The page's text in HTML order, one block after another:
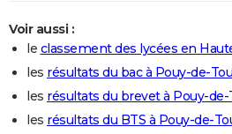
Voir aussi :
le classement des lycées en
les résultats du bac à Pouy-de-
les résultats du brevet à Pouy-de-
les résultats du BTS à Pouy-de-